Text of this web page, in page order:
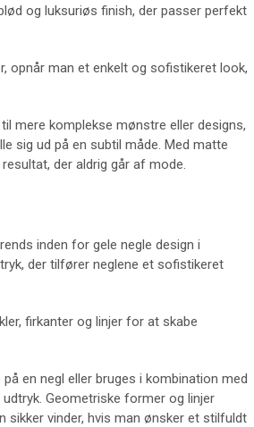
og luksuriøs finish, der passer perfekt
opnår man et enkelt og sofistikeret look,
mere komplekse mønstre eller designs,
sig ud på en subtil måde. Med matte
der aldrig går af mode.
inden for gele negle design i
der tilfører neglene et sofistikeret
firkanter og linjer for at skabe
en negl eller bruges i kombination med
Geometriske former og linjer
sikker vinder, hvis man ønsker et stilfuldt